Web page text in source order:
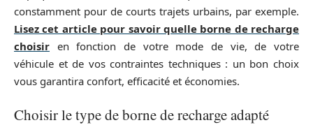
constamment pour de courts trajets urbains, par exemple.
Lisez cet article pour savoir quelle borne de recharge
choisir en fonction de votre mode de vie, de votre
véhicule et de vos contraintes techniques : un bon choix
vous garantira confort, efficacité et économies.
Choisir le type de borne de recharge adapté